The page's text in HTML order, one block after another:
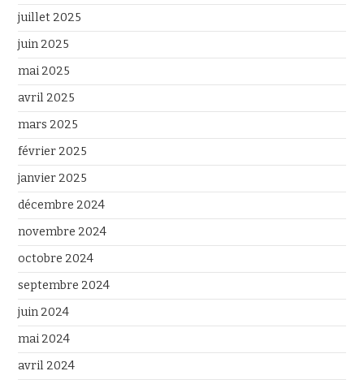
juillet 2025
juin 2025
mai 2025
avril 2025
mars 2025
février 2025
janvier 2025
décembre 2024
novembre 2024
octobre 2024
septembre 2024
juin 2024
mai 2024
avril 2024